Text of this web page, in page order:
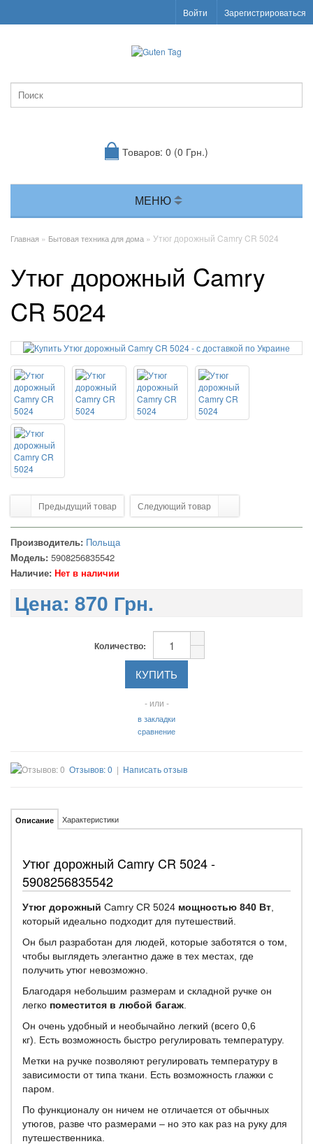
Войти Зарегистрироваться
Товаров: 0 (0 Грн.)
МЕНЮ
Главная » Бытовая техника для дома » Утюг дорожный Camry CR 5024
Утюг дорожный Camry
CR 5024
Предыдущий товар Следующий товар
Производитель: Польща
Модель: 5908256835542
Наличие: Нет в наличии
Цена: 870 Грн.
Количество:
- или -
в закладки
сравнение
Отзывов: 0 | Написать отзыв
Описание Характеристики
Утюг дорожный Camry CR 5024 -
5908256835542
Утюг дорожный Camry CR 5024 мощностью 840 Вт
который идеально подходит для путешествий.
Он был разработан для людей, которые заботятся о том,
чтобы выглядеть элегантно даже в тех местах, где
получить утюг невозможно.
Благодаря небольшим размерам и складной ручке он
легко поместится в любой багаж
Он очень удобный и необычайно легкий (всего 0,6
кг). Есть возможность быстро регулировать температуру.
Метки на ручке позволяют регулировать температуру в
зависимости от типа ткани. Есть возможность глажки с
паром.
По функционалу он ничем не отличается от обычных
утюгов, разве что размерами – но это как раз на руку для
путешественника.